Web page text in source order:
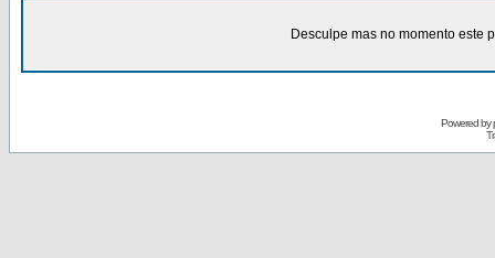
Desculpe mas no momento este
Powered by